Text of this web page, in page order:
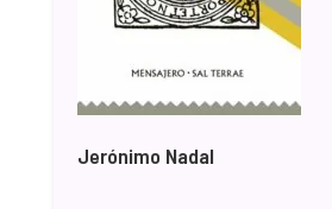
Jerónimo Nadal